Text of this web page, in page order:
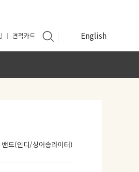
견적카트 English
밴드(인디/싱어송라이터)